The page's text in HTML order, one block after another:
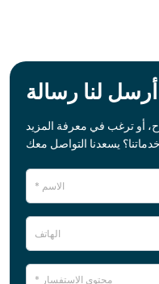
أرسل لنا رسالة
أو ترغب في معرفة المزيد